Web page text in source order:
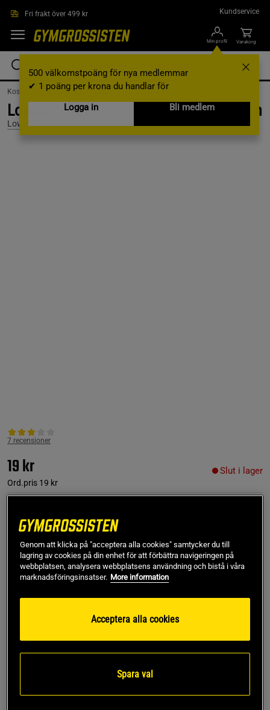
Fri frakt över 499 kr Kundservice
Min profil
500 välkomstpoäng för nya medlemmar
✔ 1 poäng per krona du handlar för
Logga in
Bli medlem
Varukorg
Kosttillskott /Drycker /Övrig Dryck
Lowcaly Fruit Drink, 1000 ml, White Peach
Lowcaly
7 recensioner
19 kr
Ord.pris 19 kr
Slut i lager
Produkt slut - notifiera mig via e-post
!
Denna produkt är tillfälligt slut i lager. Få en notifikation
Pavel KFramröstad topprecension
tråkig smak ändå, kanske blir bättre med tiden.
Genom att klicka på "acceptera alla cookies" samtycker du till
lagring av cookies på din enhet för att förbättra navigeringen på
webbplatsen, analysera webbplatsens användning och bistå i våra
marknadsföringsinsatser. More information
Acceptera alla cookies
Spara val